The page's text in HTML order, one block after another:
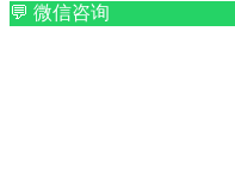
💬 微信咨询